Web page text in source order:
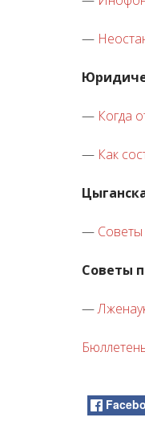
—
— Когда
— Как
—
Советы
—